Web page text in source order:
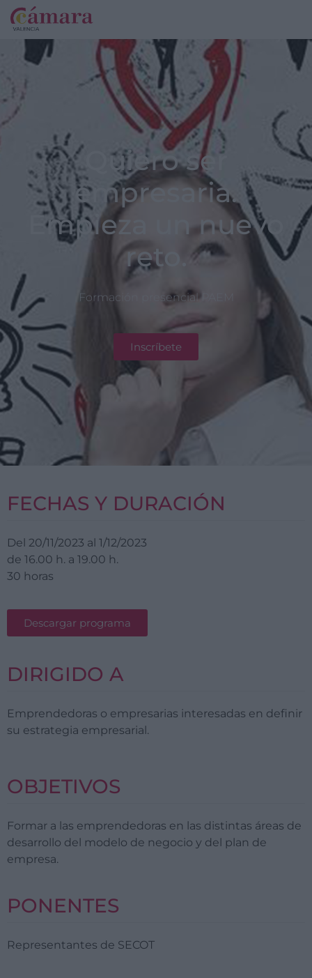
Quiero ser
empresaria.
Empieza un nuevo
reto.
Formación presencial PAEM
Inscríbete
FECHAS Y DURACIÓN
Del 20/11/2023 al 1/12/2023
de 16.00 h. a 19.00 h.
30 horas
Descargar programa
DIRIGIDO A
Emprendedoras o empresarias interesadas en definir
su estrategia empresarial.
OBJETIVOS
Formar a las emprendedoras en las distintas áreas de
desarrollo del modelo de negocio y del plan de
empresa.
PONENTES
Representantes de SECOT